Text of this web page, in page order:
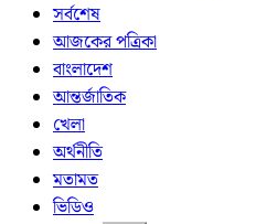
সর্বশেষ
আজকের পত্রিকা
বাংলাদেশ
আন্তর্জাতিক
খেলা
অর্থনীতি
মতামত
ভিডিও